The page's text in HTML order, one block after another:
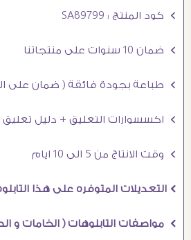
Ö كود المنتج : SA89799
Ö ضمان 10 سنوات على منتجاتنا
Ö طباعة بجودة فائقة ( ضمان على الالوان )
Ö اكسسوارات التعليق + دليل تعليق مصور
Ö وقت الانتاج من 5 الى 10 ايام
Ö التعديلات المتوفره على هذا التابلوه
Ö مواصفات التابلوهات ( الخامات و الصناعة )